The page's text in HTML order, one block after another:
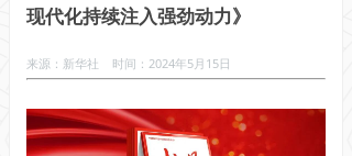
现代化持续注入强劲动力》
来源：新华社 时间：2024年5月15日